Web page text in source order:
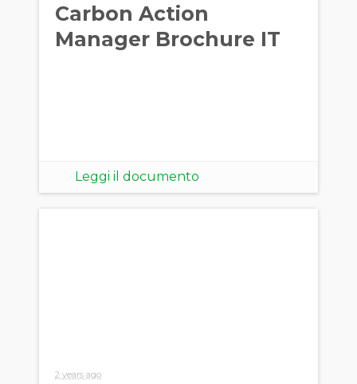
Carbon Action
Manager Brochure IT
Leggi il documento
2 years ago